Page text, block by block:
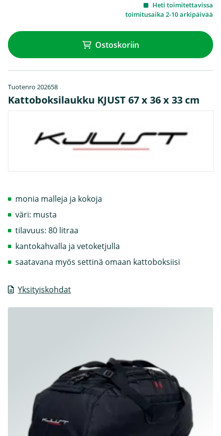
Heti toimitettavissa
toimitusaika 2-10 arkipäivää
Ostoskoriin
Tuotenro 202658
Kattoboksilaukku KJUST 67 x 36 x 33 cm
Yksityiskohdat
monia malleja ja kokoja
väri: musta
tilavuus: 80 litraa
kantokahvalla ja vetoketjulla
saatavana myös settinä omaan kattoboksiisi